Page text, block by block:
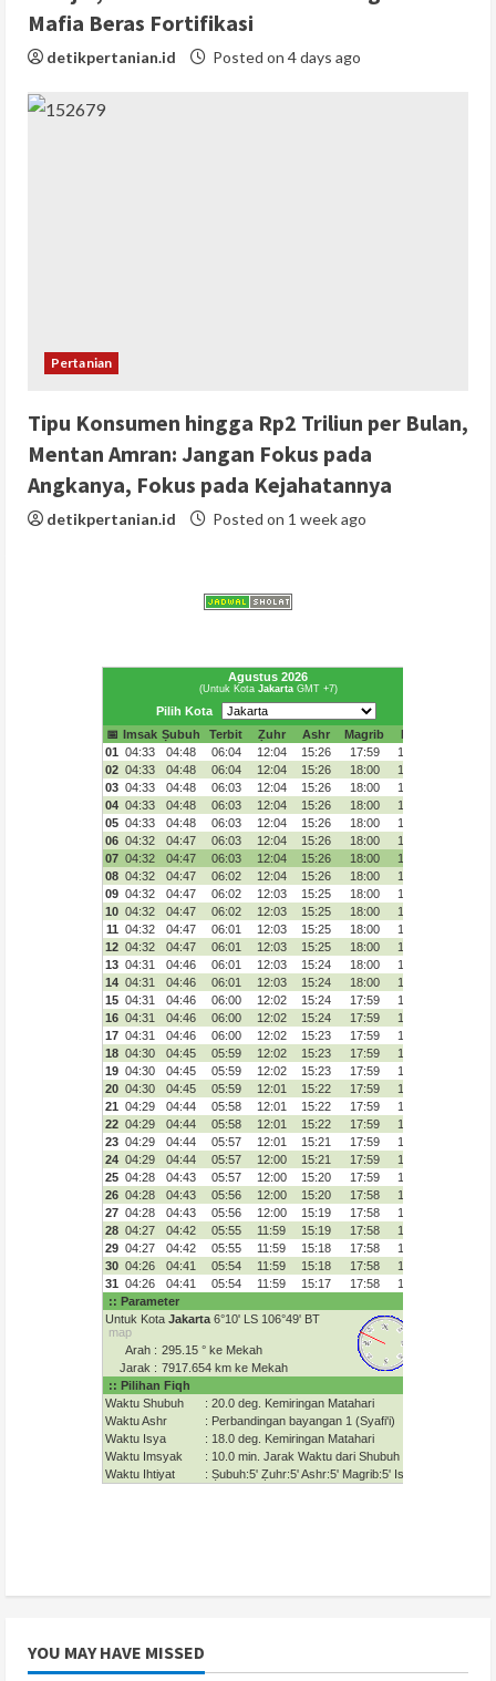
Mafia Beras Fortifikasi
detikpertanian.id Posted on 4 days ago
Pertanian
Tipu Konsumen hingga Rp2 Triliun per Bulan,
Mentan Amran: Jangan Fokus pada
Angkanya, Fokus pada Kejahatannya
detikpertanian.id Posted on 1 week ago
YOU MAY HAVE MISSED